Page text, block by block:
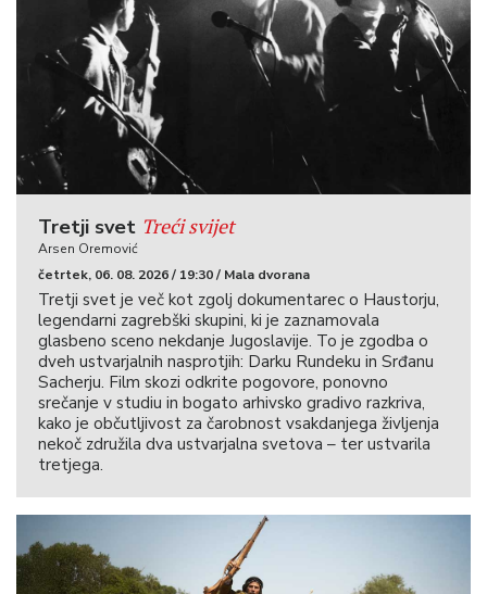
Tretji svet Treći svijet
Arsen Oremović
četrtek, 06. 08. 2026 / 19:30 / Mala dvorana
Tretji svet je več kot zgolj dokumentarec o Haustorju,
legendarni zagrebški skupini, ki je zaznamovala
glasbeno sceno nekdanje Jugoslavije. To je zgodba o
dveh ustvarjalnih nasprotjih: Darku Rundeku in Srđanu
Sacherju. Film skozi odkrite pogovore, ponovno
srečanje v studiu in bogato arhivsko gradivo razkriva,
kako je občutljivost za čarobnost vsakdanjega življenja
nekoč združila dva ustvarjalna svetova – ter ustvarila
tretjega.